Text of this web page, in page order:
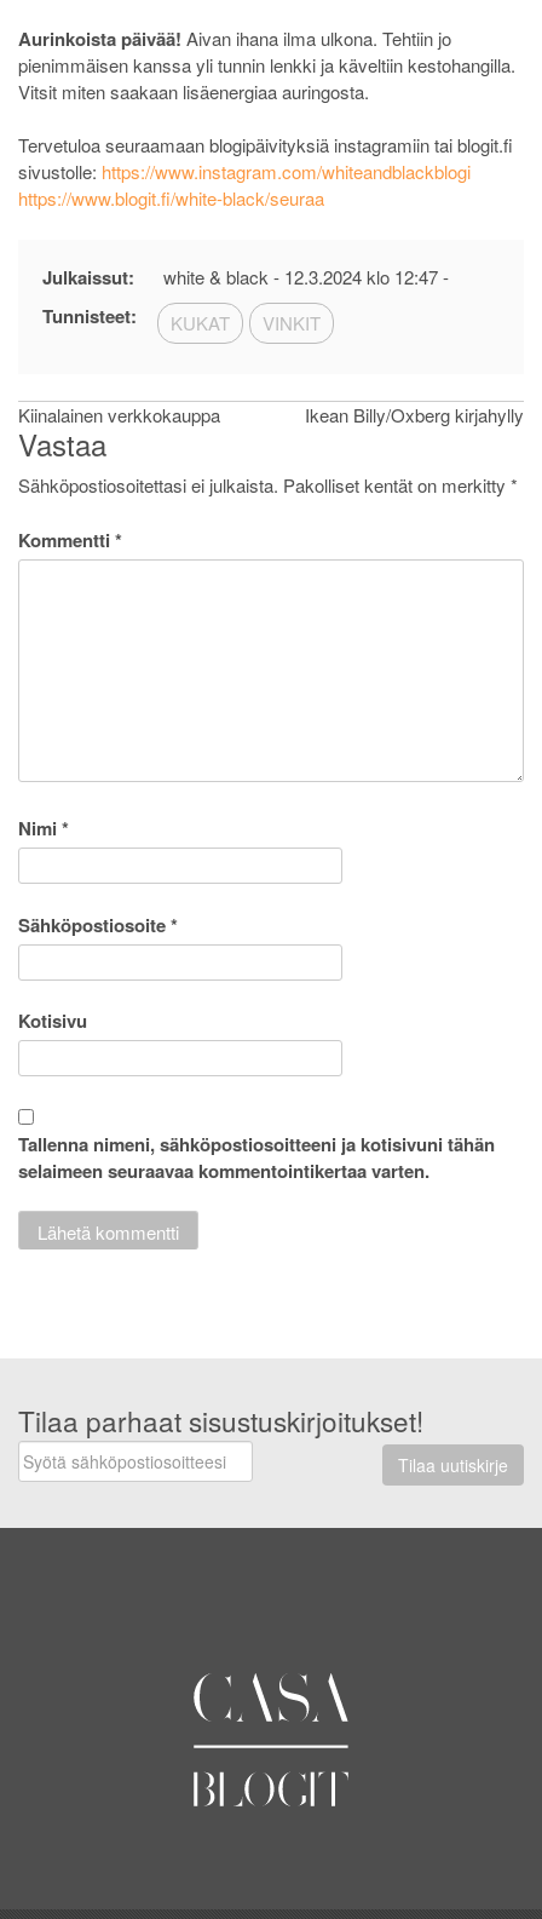
Aurinkoista päivää! Aivan ihana ilma ulkona. Tehtiin jo
pienimmäisen kanssa yli tunnin lenkki ja käveltiin kestohangilla.
Vitsit miten saakaan lisäenergiaa auringosta.
Tervetuloa seuraamaan blogipäivityksiä instagramiin tai blogit.fi
sivustolle: https://www.instagram.com/whiteandblackblogi
https://www.blogit.fi/white-black/seuraa
Julkaissut: white & black - 12.3.2024 klo 12:47-
Tunnisteet: KUKAT VINKIT
Artikkelien
selaus
Kiinalainen verkkokauppa Ikean Billy/Oxberg kirjahylly
Vastaa
Sähköpostiosoitettasi ei julkaista. Pakolliset kentät on merkitty *
Kommentti *
Nimi *
Sähköpostiosoite*
Kotisivu
Tallenna nimeni, sähköpostiosoitteeni ja kotisivuni tähän
selaimeen seuraavaa kommentointikertaa varten.
Tilaa parhaat sisustuskirjoitukset!
Tilaa uutiskirje